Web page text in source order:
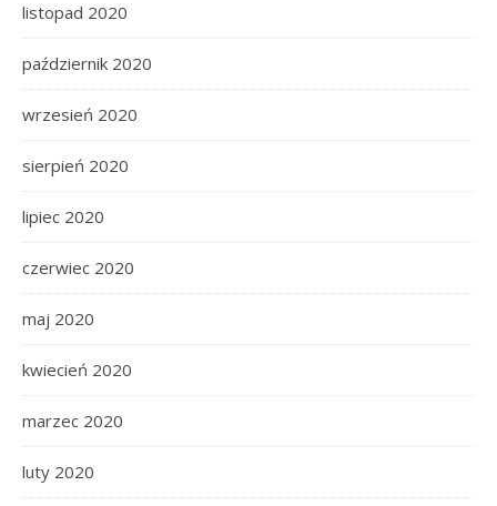
listopad 2020
październik 2020
wrzesień 2020
sierpień 2020
lipiec 2020
czerwiec 2020
maj 2020
kwiecień 2020
marzec 2020
luty 2020